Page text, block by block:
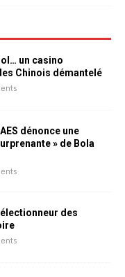
un casino
Chinois démantelé
dénonce une
» de Bola
des